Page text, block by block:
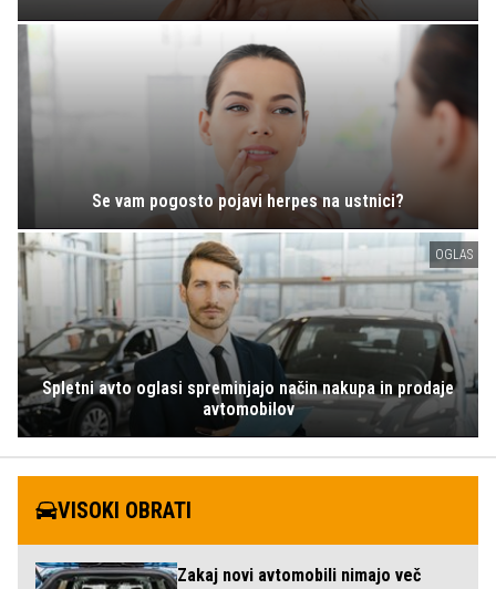
Se vam pogosto pojavi herpes na ustnici?
OGLAS
Spletni avto oglasi spreminjajo način nakupa in prodaje
avtomobilov
VISOKI OBRATI
Zakaj novi avtomobili nimajo več